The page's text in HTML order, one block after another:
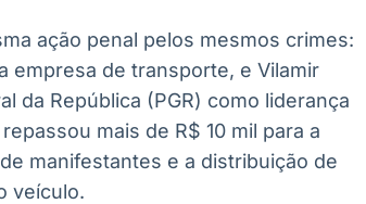
ação penal pelos mesmos crimes:
empresa de transporte, e Vilamir
da República (PGR) como liderança
mais de R$ 10 mil para a
manifestantes e a distribuição de
veículo.